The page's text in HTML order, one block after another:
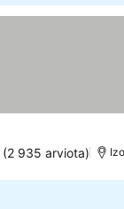
(2 935 arviota)